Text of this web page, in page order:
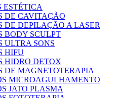
ESTÉTICA
DE CAVITAÇÃO
DE DEPILAÇÃO A LASER
BODY SCULPT
ULTRA SONS
HIFU
HIDRO DETOX
DE MAGNETOTERAPIA
MICROAGULHAMENTO
JATO PLASMA